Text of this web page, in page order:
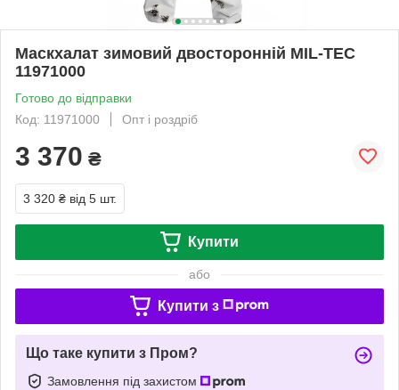
Маскхалат зимовий двосторонній MIL-TEC
11971000
Готово до відправки
Код: 11971000
Опт і роздріб
3 370 ₴
3 320 ₴ від 5 шт.
Купити
або
Купити з
Що таке купити з Пром?
Замовлення під захистом